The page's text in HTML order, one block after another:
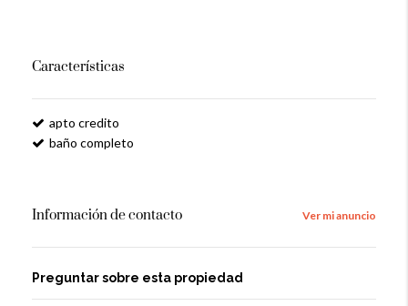
Características
apto credito
baño completo
Información de contacto Ver mi anuncio
Preguntar sobre esta propiedad